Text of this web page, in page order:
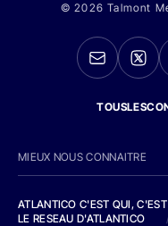
© 2026 Talmont
MIEUX NOUS CONNAITRE
ATLANTICO C'EST QUI,
LE RESEAU D'ATLANTICO